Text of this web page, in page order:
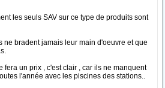
les seuls SAV sur ce type de produits sont
ne bradent jamais leur main d'oeuvre et que
fera un prix , c'est clair , car ils ne manquent
l'année avec les piscines des stations..